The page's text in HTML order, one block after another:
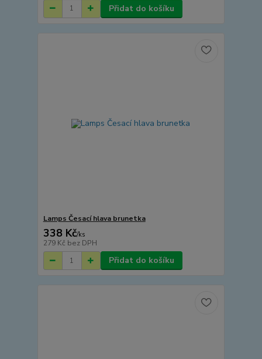
Přidat do košíku
Lamps Česací hlava brunetka
338 Kč/ks
279 Kč bez DPH
Přidat do košíku